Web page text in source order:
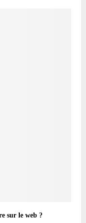
sur le web ?